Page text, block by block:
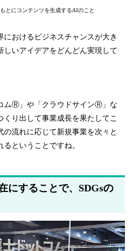
とにコンテンツを生成するAIのこと
におけるビジネスチャンスが大き
しいアイデアをどんどん実現して
ムⓇ」や「クラウドサインⓇ」な
くり出して事業成長を果たしてこ
の流れに応じて新規事業を次々と
ということですね。
にすることで、SDGsの